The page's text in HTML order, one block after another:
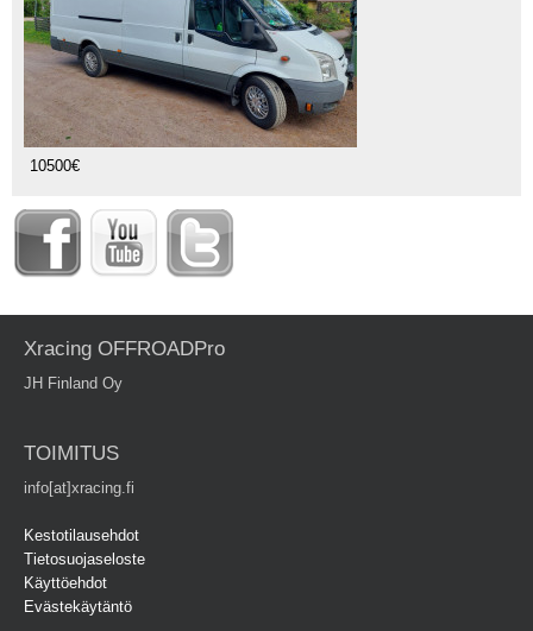
10500€
Xracing OFFROADPro
JH Finland Oy
TOIMITUS
info[at]xracing.fi
Kestotilausehdot
Tietosuojaseloste
Käyttöehdot
Evästekäytäntö